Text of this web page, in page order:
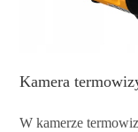
Kamera
W kamerze